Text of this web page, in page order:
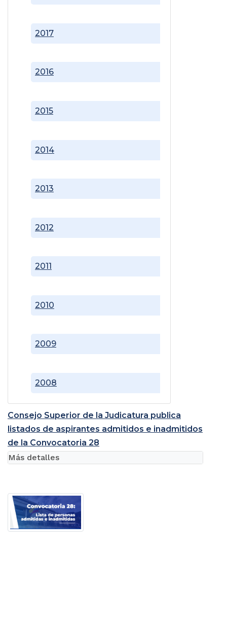
2008
2009
2010
2011
2012
2013
2014
2015
2016
2017
Consejo Superior de la Judicatura publica
listados de aspirantes admitidos e inadmitidos
de la Convocatoria 28
Más detalles